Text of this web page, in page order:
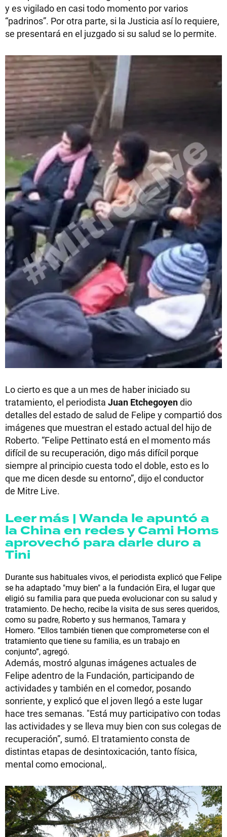
y es vigilado en casi todo momento por varios
“padrinos”. Por otra parte, si la Justicia así lo requiere,
se presentará en el juzgado si su salud se lo permite.
Lo cierto es que a un mes de haber iniciado su
tratamiento, el periodista Juan Etchegoyendio
detalles del estado de salud de Felipe y compartió dos
imágenes que muestran el estado actual del hijo de
Roberto. “Felipe Pettinato está en el momento más
difícil de su recuperación, digo más difícil porque
siempre al principio cuesta todo el doble, esto es lo
que me dicen desde su entorno”, dijo el conductor
de Mitre Live.
Leer más | Wanda le apuntó a
la China en redes y Cami Homs
aprovechó para darle duro a
Tini
Durante sus habituales vivos, el periodista explicó que Felipe
se ha adaptado "muy bien" a la fundación Eira, el lugar que
eligió su familia para que pueda evolucionar con su salud y
tratamiento. De hecho, recibe la visita de sus seres queridos,
como su padre, Roberto y sus hermanos, Tamara y
Homero. “Ellos también tienen que comprometerse con el
tratamiento que tiene su familia, es un trabajo en
conjunto”, agregó.
Además, mostró algunas imágenes actuales de
Felipe adentro de la Fundación, participando de
actividades y también en el comedor, posando
sonriente, y explicó que el joven llegó a este lugar
hace tres semanas. "Está muy participativo con todas
las actividades y se lleva muy bien con sus colegas de
recuperación”, sumó. El tratamiento consta de
distintas etapas de desintoxicación, tanto física,
mental como emocional,.